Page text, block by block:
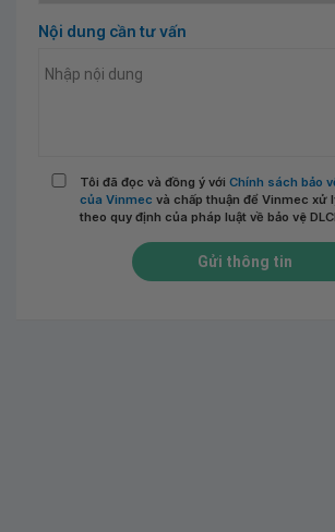
Nội dung cần tư vấn
Tôi đã đọc và đồng ý với Chính sách bảo
của Vinmec và chấp thuận để Vinmec xử
theo quy định của pháp luật về bảo vệ
Gửi thông tin